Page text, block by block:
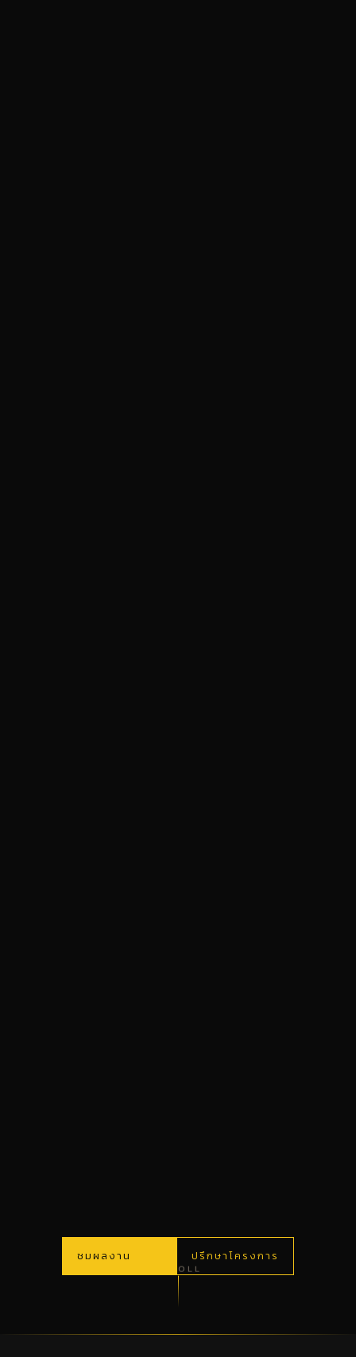
ชมผลงาน ปรึกษาโครงการ
SCROLL